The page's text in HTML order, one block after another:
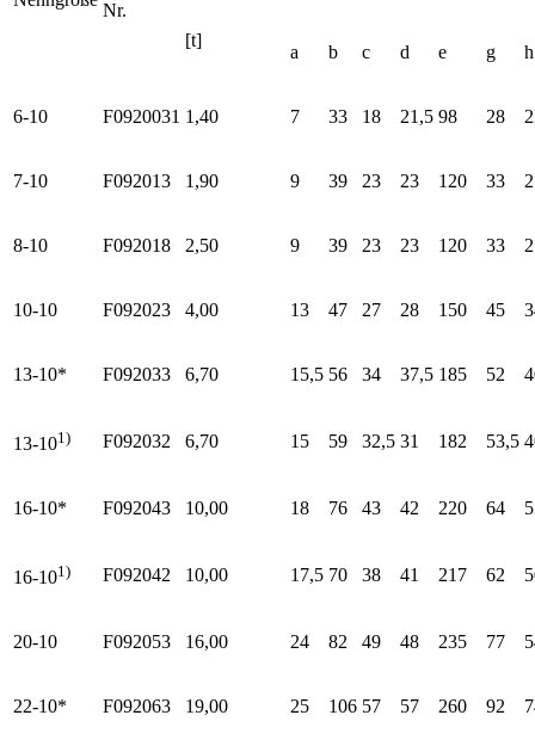
Nr.
[t]
a b c d e g h
6-10 F0920031 1,40 7 33 18 21,5 98 28
7-10 F092013 1,90 9 39 23 23 120 33
8-10 F092018 2,50 9 39 23 23 120 33
10-10 F092023 4,00 13 47 27 28 150 45
13-10* F092033 6,70 15,5 56 34 37,5 185 52
13-101) F092032 6,70 15 59 32,5 31 182 53,5
16-10* F092043 10,00 18 76 43 42 220 64
16-101) F092042 10,00 17,5 70 38 41 217 62
20-10 F092053 16,00 24 82 49 48 235 77
22-10* F092063 19,00 25 106 57 57 260 92